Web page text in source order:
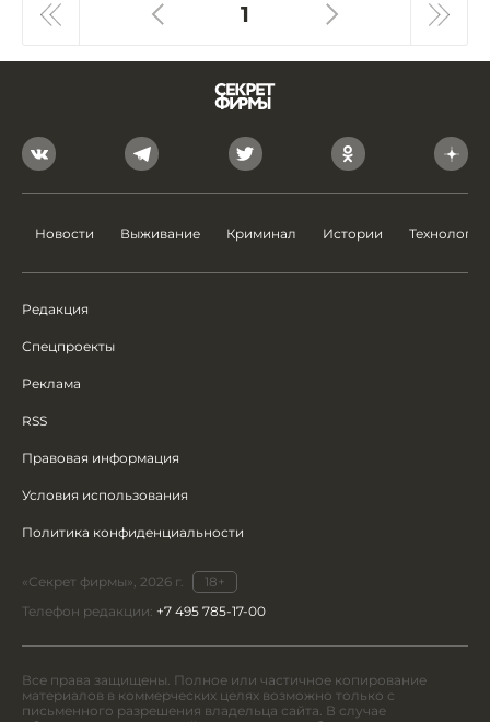
1
Новости Выживание Криминал Истории Технологии
Редакция
Спецпроекты
Реклама
RSS
Правовая информация
Условия использования
Политика конфиденциальности
«Секрет фирмы», 2026 г.
18+
Телефон редакции: +7 495 785-17-00
Все права защищены. Полное или частичное копирование
материалов в коммерческих целях возможно только с
письменного разрешения владельца сайта. В случае